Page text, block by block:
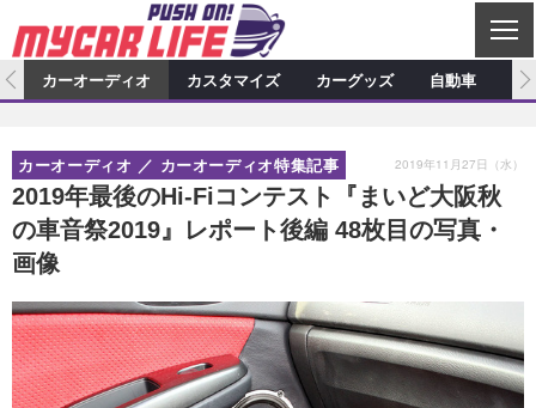
C
L
S
E
カーオーディオ
プロショップ検索 ショップ訪問記
カーオーディオニュース デモカー製作記
カスタマイズ特集記事 カスタマイズ新製品情報
カスタマイズニュース
カーグッズ
カーグッズ特集記事 カーグッズ新製品情報
自動車
スクープ
カーオーディオ カスタマイズ カーグッズ 自動車
2019年最後のHi-Fiコンテスト『まいど大阪秋
の車音祭2019』レポート後編 48枚目の写真・
画像
カーオーディオ カーオーディオ特集記事 2019年11月27日（水）